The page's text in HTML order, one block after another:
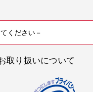
取り扱いについて